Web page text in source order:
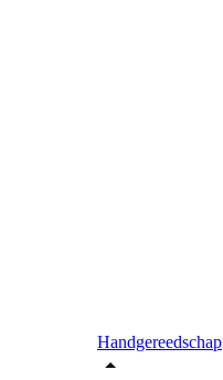
Handgereedschap